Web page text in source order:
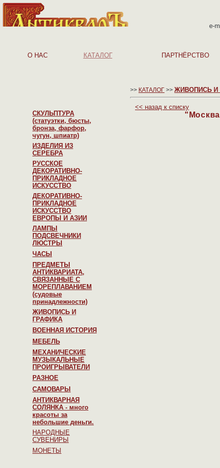
e-
О НАС КАТАЛОГ ПАРТНЁРСТВО
СКУЛЬПТУРА
(статуэтки, бюсты,
бронза, фарфор,
чугун, шпиатр)
ИЗДЕЛИЯ ИЗ
СЕРЕБРА
РУССКОЕ
ДЕКОРАТИВНО-
ПРИКЛАДНОЕ
ИСКУССТВО
ДЕКОРАТИВНО-
ПРИКЛАДНОЕ
ИСКУССТВО
ЕВРОПЫ И АЗИИ
ЛАМПЫ
ПОДСВЕЧНИКИ
ЛЮСТРЫ
ЧАСЫ
ПРЕДМЕТЫ
АНТИКВАРИАТА,
СВЯЗАННЫЕ С
МОРЕПЛАВАНИЕМ
(судовые
принадлежности)
ЖИВОПИСЬ И
ГРАФИКА
ВОЕННАЯ ИСТОРИЯ
МЕБЕЛЬ
МЕХАНИЧЕСКИЕ
МУЗЫКАЛЬНЫЕ
ПРОИГРЫВАТЕЛИ
РАЗНОЕ
САМОВАРЫ
АНТИКВАРНАЯ
СОЛЯНКА - много
красоты за
небольшие деньги.
НАРОДНЫЕ
СУВЕНИРЫ
МОНЕТЫ
>> КАТАЛОГ >> ЖИВОПИСЬ И
<< назад к списку